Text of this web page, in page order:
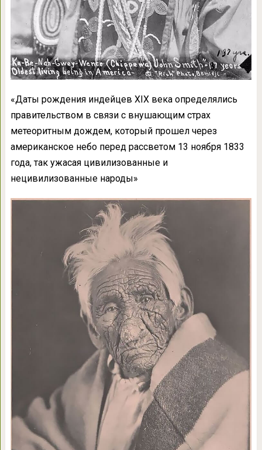
«Даты рождения индейцев XIX века определялись
правительством в связи с внушающим страх
метеоритным дождем, который прошел через
американское небо перед рассветом 13 ноября 1833
года, так ужасая цивилизованные и
нецивилизованные народы»